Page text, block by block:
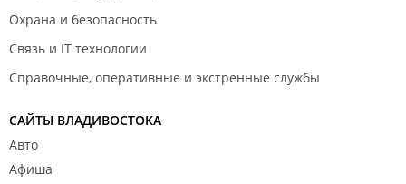
Охрана и безопасность
Связь и IT технологии
Справочные, оперативные и экстренные службы
САЙТЫ ВЛАДИВОСТОКА
Авто
Афиша